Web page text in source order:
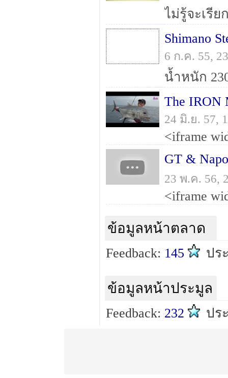
Shimano
6 ก.ค. 55,
The IRON
24 มิ.ย. 57,
GT &
23 พ.ค. 56,
ข้อมูลหน้าตลาด
Feedback: 145 ปร
ข้อมูลหน้าประมูล
Feedback: 232 ปร